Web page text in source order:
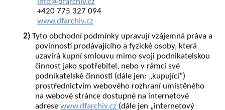
+420 775 327 094
www.dfarchiv.cz
2) Tyto obchodní podmínky upravují vzájemná práva a
povinnosti prodávajícího a fyzické osoby, která
uzavírá kupní smlouvu mimo svoji podnikatelskou
činnost jako spotřebitel, nebo v rámci své
podnikatelské činnosti (dále jen: „kupující“)
prostřednictvím webového rozhraní umístěného
na webové stránce dostupné na internetové
adresewww.dfarchiv.cz (dále jen „internetový